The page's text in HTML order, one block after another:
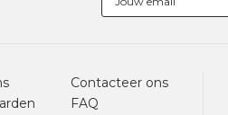
Contacteer ons
FAQ